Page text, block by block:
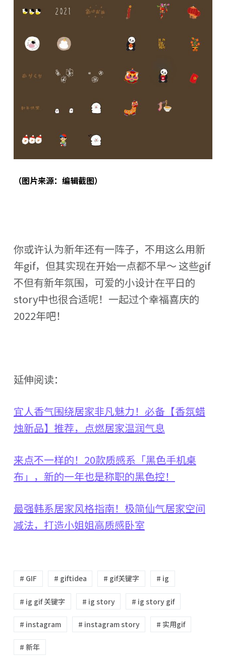
（图片来源：编辑截图）
你或许认为新年还有一阵子，不用这么用新
年gif，但其实现在开始一点都不早～ 这些gif
不但有新年氛围，可爱的小设计在平日的
story中也很合适呢！一起过个幸福喜庆的
2022年吧！
延伸阅读：
宜人香气围绕居家非凡魅力！必备【香氛蜡
烛新品】推荐，点燃居家温润气息
来点不一样的！20款质感系「黑色手机桌
布」，新的一年也是称职的黑色控！
最强韩系居家风格指南！极简仙气居家空间
减法，打造小姐姐高质感卧室
# GIF # giftidea # gif关键字 # ig
# ig gif 关键字 # ig story # ig story gif
# instagram # instagram story # 实用gif
# 新年